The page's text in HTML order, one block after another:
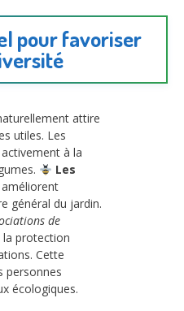
pour favoriser
attire
utiles. Les
à la
Les
améliorent
général du jardin.
de
protection
Cette
personnes
écologiques.